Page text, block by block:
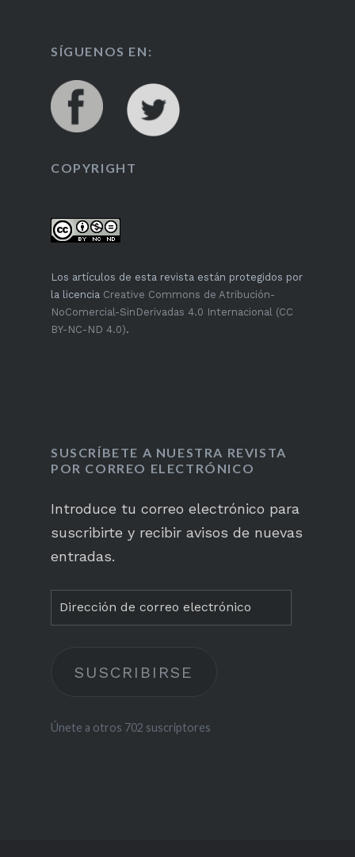
SÍGUENOS EN:
COPYRIGHT
Los artículos de esta revista están protegidos por
la licencia Creative Commons de Atribución-
NoComercial-SinDerivadas 4.0 Internacional (CC
BY-NC-ND 4.0).
SUSCRÍBETE A NUESTRA REVISTA
POR CORREO ELECTRÓNICO
Introduce tu correo electrónico para
suscribirte y recibir avisos de nuevas
entradas.
Dirección
de
electrónico
SUSCRIBIRSE
Únete a otros 702 suscriptores